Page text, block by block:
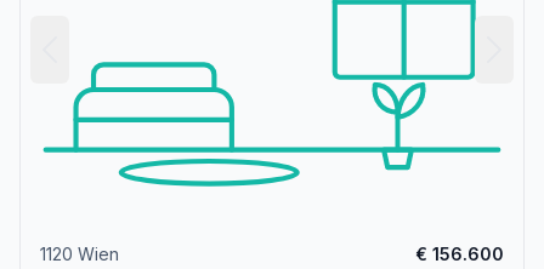
1120 Wien € 156.600